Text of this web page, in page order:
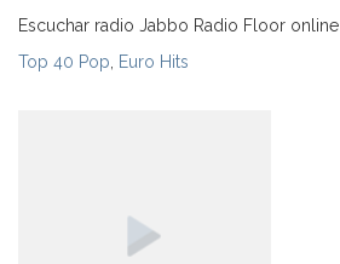
Escuchar radio Jabbo Radio Floor online
Top 40 Pop Euro Hits